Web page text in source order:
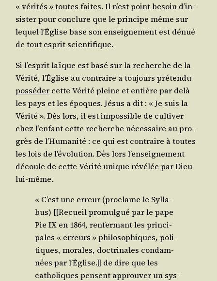
« véri­tés » toutes faites. Il n’est point besoin d’in­
sis­ter pour conclure que le prin­cipe même sur
lequel l’É­glise base son ensei­gne­ment est dénué
de tout esprit scientifique.
Si l’es­prit laïque est basé sur la recherche de la
Véri­té, l’É­glise au contraire a tou­jours pré­ten­du
pos­sé­der cette Véri­té pleine et entière par delà
les pays et les époques. Jésus a dit : « Je suis la
Véri­té ». Dès lors, il est impos­sible de culti­ver
chez l’en­fant cette recherche néces­saire au pro­
grès de l’Hu­ma­ni­té : ce qui est contraire à toutes
les lois de l’é­vo­lu­tion. Dès lors l’en­sei­gne­ment
découle de cette Véri­té unique révé­lée par Dieu
lui-même.
« C’est une erreur (pro­clame le Syl­la­
bus) [[Recueil pro­mul­gué par le pape
Pie IX en 1864, ren­fer­mant les prin­ci­
pales « erreurs » phi­lo­so­phiques, poli­
tiques, morales, doc­tri­nales condam­
nées par l’É­glise.]] de dire que les
catho­liques pensent approu­ver un sys­